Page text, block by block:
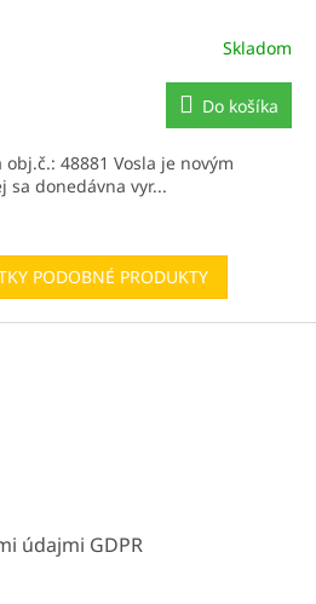
Skladom
Do košíka
48881 Vosla je novým
sa donedávna vyr...
PODOBNÉ PRODUKTY
údajmi GDPR